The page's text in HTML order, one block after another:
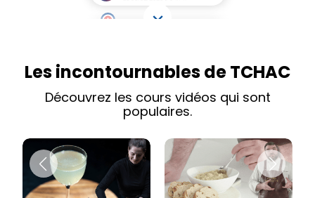
Les incontournables de TCHAC
Découvrez les cours vidéos qui sont
populaires.